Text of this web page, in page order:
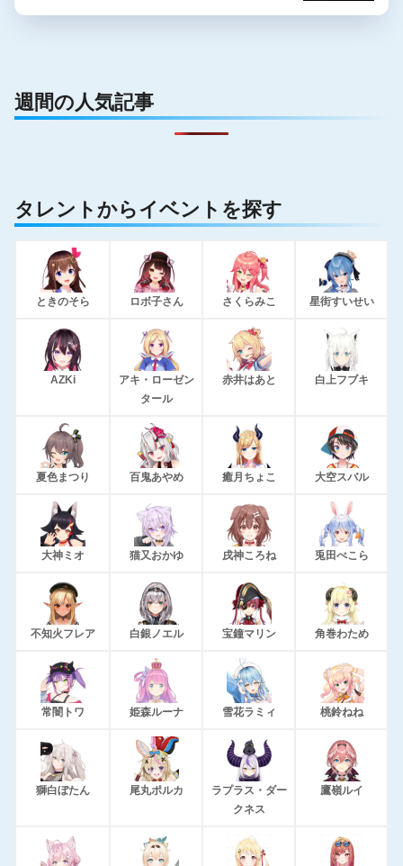
週間の人気記事
タレントからイベントを探す
ときのそら ロボ子さん さくらみこ 星街すいせい
AZKi
アキ・ローゼン
タール
赤井はあと 白上フブキ
夏色まつり 百鬼あやめ 癒月ちょこ 大空スバル
大神ミオ 猫又おかゆ 戌神ころね 兎田ぺこら
不知火フレア 白銀ノエル 宝鐘マリン 角巻わため
常闇トワ 姫森ルーナ 雪花ラミィ 桃鈴ねね
獅白ぼたん 尾丸ポルカ
ラプラス・ダー
クネス
鷹嶺ルイ